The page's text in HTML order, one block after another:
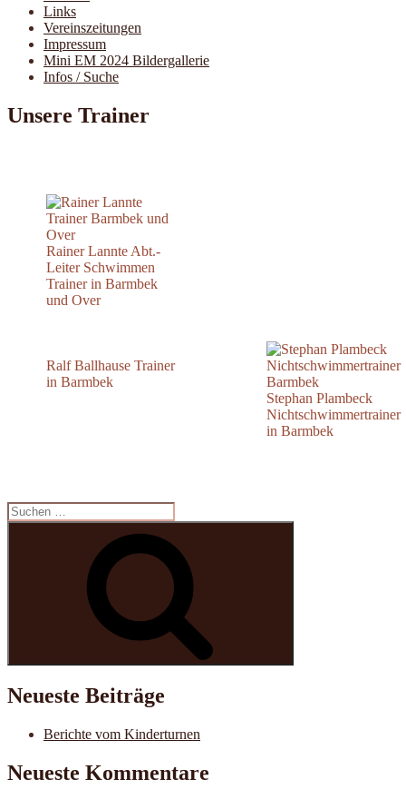
Links
Vereinszeitungen
Impressum
Mini EM 2024 Bildergallerie
Infos / Suche
Unsere Trainer
Rainer Lannte Abt.-
Leiter Schwimmen
Trainer in Barmbek
und Over
Ralf Ballhause Trainer
in Barmbek
Stephan Plambeck
Nichtschwimmertrainer
in Barmbek
Suche
nach:
Neueste Beiträge
Berichte vom Kinderturnen
Neueste Kommentare